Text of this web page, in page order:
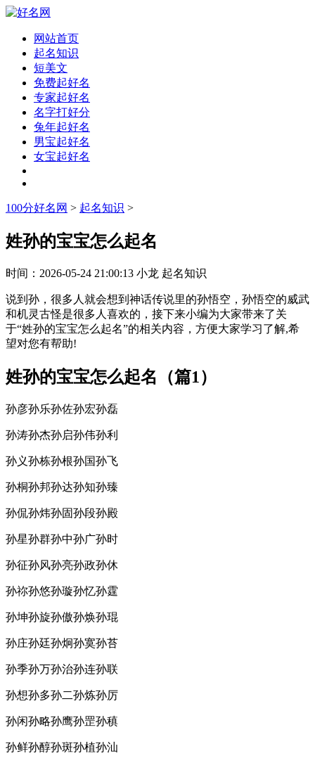
网站首页
起名知识
短美文
免费起好名
专家起好名
名字打好分
兔年起好名
男宝起好名
女宝起好名
100分好名网 > 起名知识 >
姓孙的宝宝怎么起名
时间： 2026-05-24 21:00:13 小龙 起名知识
说到孙，很多人就会想到神话传说里的孙悟空，孙悟空的威武
和机灵古怪是很多人喜欢的，接下来小编为大家带来了关
于“姓孙的宝宝怎么起名”的相关内容，方便大家学习了解,希
望对您有帮助!
姓孙的宝宝怎么起名（篇1）
孙彦孙乐孙佐孙宏孙磊
孙涛孙杰孙启孙伟孙利
孙义孙栋孙根孙国孙飞
孙桐孙邦孙达孙知孙臻
孙侃孙炜孙固孙段孙殿
孙星孙群孙中孙广孙时
孙征孙风孙亮孙政孙休
孙祢孙悠孙璇孙忆孙霆
孙坤孙旋孙傲孙焕孙琨
孙庄孙廷孙炯孙寞孙苔
孙季孙万孙治孙连孙联
孙想孙多孙二孙炼孙厉
孙闲孙略孙鹰孙罡孙稹
孙鲜孙醇孙斑孙植孙汕